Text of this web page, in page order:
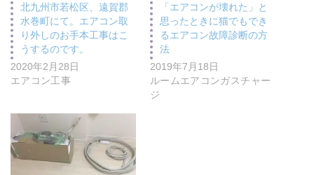
北九州市若松区、遠賀郡
水巻町にて。エアコン取
り外しのお手本工事はこ
うするのです。
2020年2月28日
エアコン工事
「エアコンが壊れた」と
思ったときに猫でもでき
るエアコン故障診断の方
法
2019年7月18日
ルームエアコンガスチャー
ジ